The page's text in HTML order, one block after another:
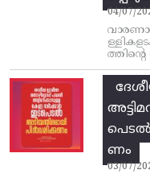
04/07/
പെടല്‍
ണം
03/07/